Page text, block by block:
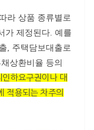
라 상품 종류별로
가 제정된다. 예를
, 주택담보대출로
상환비율 등의
인하요구권이나 대
적용되는 차주의